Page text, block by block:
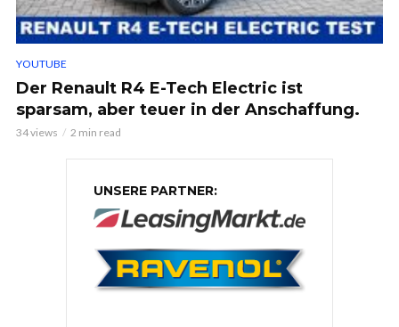
YOUTUBE
Der Renault R4 E-Tech Electric ist
sparsam, aber teuer in der Anschaffung.
34 views 2 min read
UNSERE PARTNER: